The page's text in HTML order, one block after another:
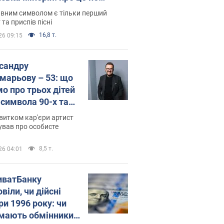
у школі
символом є тільки перший
приспів пісні
09:15 16,8 т.
– 53: що
про трьох дітей
90-х та
вони
кар'єри артист
про особисте
04:01 8,5 т.
чи дійсні
1996 року: чи
обмінники